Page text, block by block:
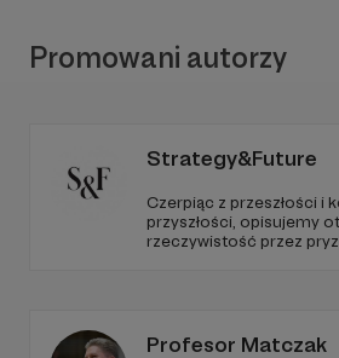
Promowani autorzy
Strategy&Future
Czerpiąc z przeszłości i
przyszłości, opisujemy
rzeczywistość przez
Profesor Matczak